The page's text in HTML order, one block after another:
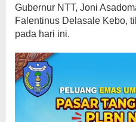
Gubernur NTT, Joni
Falentinus Delasale Kebo,
pada hari ini.